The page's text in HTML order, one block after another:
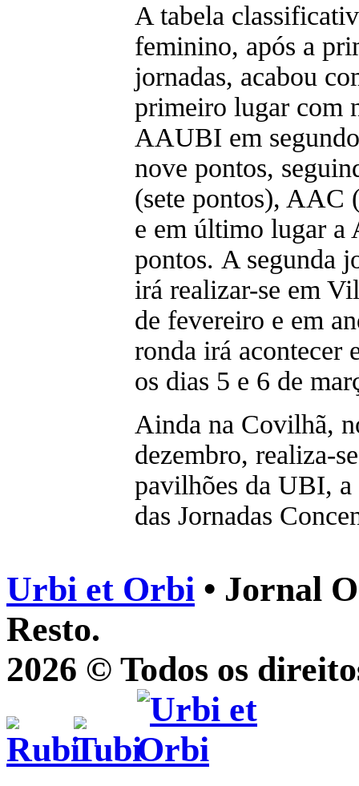
A tabela
feminino, após a
jornadas, acabou
primeiro lugar com
AAUBI em
nove pontos,
(sete pontos), AAC
e em último lugar a
pontos. A segunda
irá realizar-se em
de fevereiro e em
ronda irá acontecer
os dias 5 e 6 de
Ainda na Covilhã,
dezembro, realiza-
pavilhões da UBI,
das Jornadas
Urbi et Orbi • Jornal
Resto.
2026 © Todos os